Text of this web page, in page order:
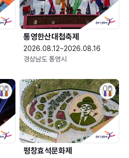
통영한산대첩축제
2026.08.12~2026.08.16
경상남도 통영시
평창효석문화제